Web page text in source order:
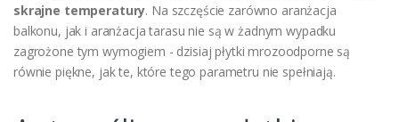
skrajne temperatury. Na szczęście zarówno aranżacja
balkonu, jak i aranżacja tarasu nie są w żadnym wypadku
zagrożone tym wymogiem - dzisiaj płytki mrozoodporne są
równie piękne, jak te, które tego parametru nie spełniają.